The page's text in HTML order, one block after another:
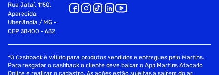
Rua Jataí, 1150,
Aparecida,
Uberlândia / MG -
CEP 38400 - 632
*O Cashback é válido para produtos vendidos e entregues pelo Martins.
Para resgatar o cashback o cliente deve baixar o App Martins Atacado
Online e realizar o cadastro. As ações estão sujeitas a saírem do ar